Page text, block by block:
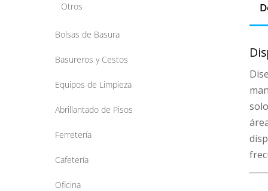
Otros
Bolsas de Basura
Basureros y Cestos
Equipos de Limpieza
Abrillantado de Pisos
Ferretería
Cafetería
Oficina